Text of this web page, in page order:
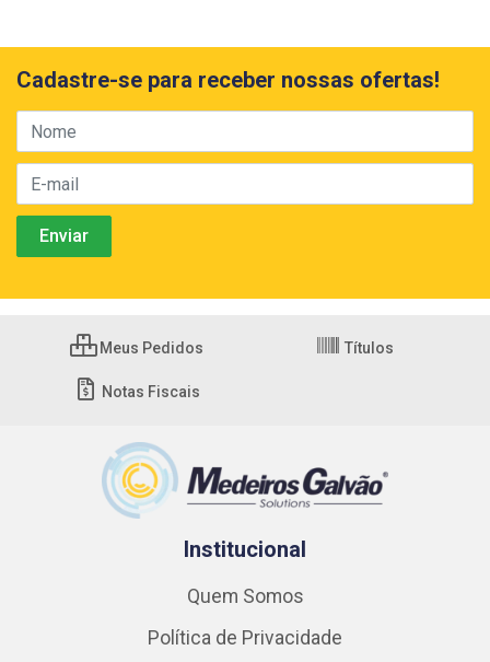
Cadastre-se para receber nossas ofertas!
Meus Pedidos Títulos
Notas Fiscais
Institucional
Quem Somos
Política de Privacidade